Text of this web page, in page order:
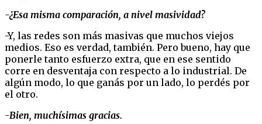
-¿Esa misma comparación, a nivel masividad?
-Y, las redes son más masivas que muchos viejos
medios. Eso es verdad, también. Pero bueno, hay que
ponerle tanto esfuerzo extra, que en ese sentido
corre en desventaja con respecto a lo industrial. De
algún modo, lo que ganás por un lado, lo perdés por
el otro.
-Bien, muchísimas gracias.